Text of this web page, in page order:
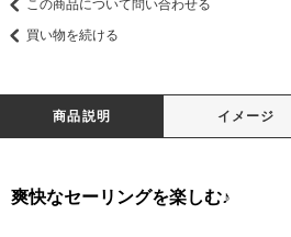
この商品について問い合わせる
買い物を続ける
商品説明 イメージ
爽快なセーリングを楽しむ♪